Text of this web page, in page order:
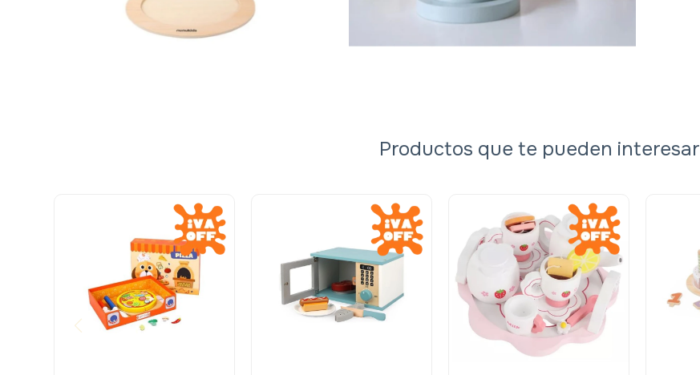
Productos que te pueden interesar